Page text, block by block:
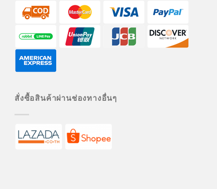
สั่งซื้อสินค้าผ่านช่องทางอื่นๆ